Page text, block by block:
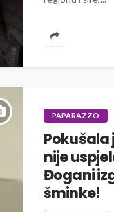
PAPARAZZO
Pokušala
nije
Đogani
šminke!